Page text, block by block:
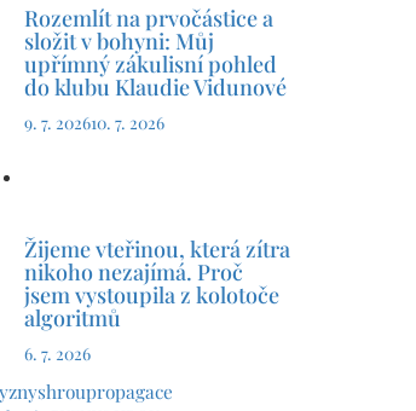
Rozemlít na prvočástice a
složit v bohyni: Můj
upřímný zákulisní pohled
do klubu Klaudie Vidunové
9. 7. 202610. 7. 2026
Žijeme vteřinou, která zítra
nikoho nezajímá. Proč
jsem vystoupila z kolotoče
algoritmů
6. 7. 2026